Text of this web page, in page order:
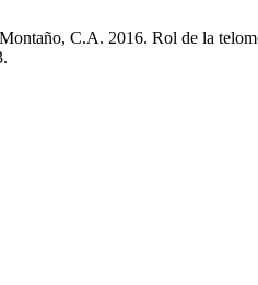
C.A. 2016. Rol de la